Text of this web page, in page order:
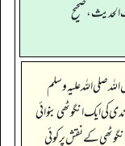
الحديث ، صحيح
صلی اللہ علیہ وسلم
کی ایک انگوٹھی بنوائی
کے نقش پر کوئی